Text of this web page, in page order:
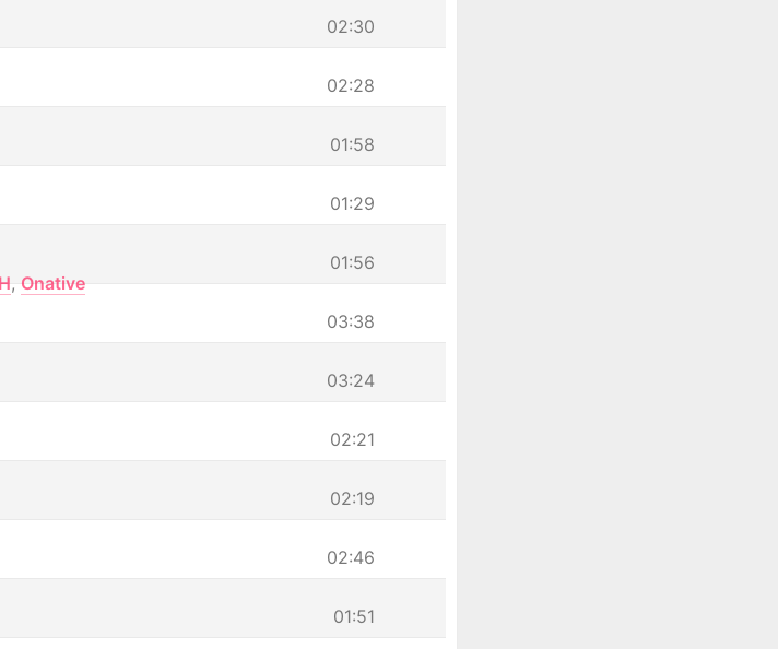
02:30
02:28
01:58
01:29
01:56
, Onative
03:38
03:24
02:21
02:19
02:46
01:51